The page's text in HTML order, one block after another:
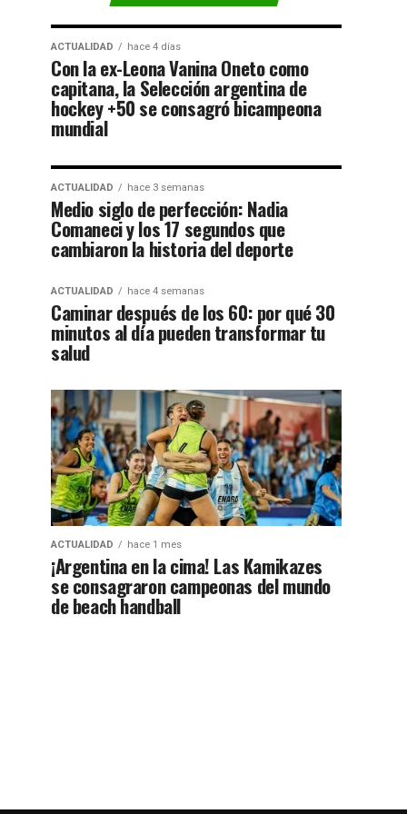
ACTUALIDAD hace 4 días
Con la ex-Leona Vanina Oneto como
capitana, la Selección argentina de
hockey +50 se consagró bicampeona
mundial
ACTUALIDAD hace 3 semanas
Medio siglo de perfección: Nadia
Comaneci y los 17 segundos que
cambiaron la historia del deporte
ACTUALIDAD hace 4 semanas
Caminar después de los 60: por qué 30
minutos al día pueden transformar tu
salud
ACTUALIDAD hace 1 mes
¡Argentina en la cima! Las Kamikazes
se consagraron campeonas del mundo
de beach handball